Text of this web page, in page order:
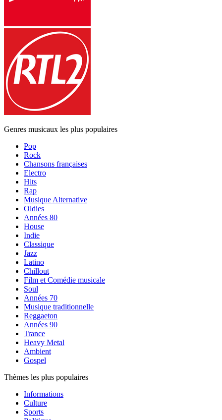
Genres musicaux les plus populaires
Pop
Rock
Chansons françaises
Electro
Hits
Rap
Musique Alternative
Oldies
Années 80
House
Indie
Classique
Jazz
Latino
Chillout
Film et Comédie musicale
Soul
Années 70
Musique traditionnelle
Reggaeton
Années 90
Trance
Heavy Metal
Ambient
Gospel
Thèmes les plus populaires
Informations
Culture
Sports